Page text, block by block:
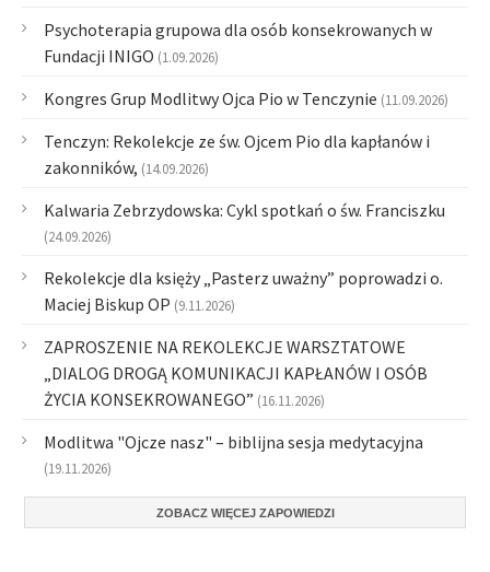
Psychoterapia grupowa dla osób konsekrowanych w
Fundacji INIGO (1.09.2026)
Kongres Grup Modlitwy Ojca Pio w Tenczynie (11.09.2026)
Tenczyn: Rekolekcje ze św. Ojcem Pio dla kapłanów i
zakonników, (14.09.2026)
Kalwaria Zebrzydowska: Cykl spotkań o św. Franciszku
(24.09.2026)
Rekolekcje dla księży „Pasterz uważny” poprowadzi o.
Maciej Biskup OP (9.11.2026)
ZAPROSZENIE NA REKOLEKCJE WARSZTATOWE
„DIALOG DROGĄ KOMUNIKACJI KAPŁANÓW I OSÓB
ŻYCIA KONSEKROWANEGO” (16.11.2026)
Modlitwa "Ojcze nasz" – biblijna sesja medytacyjna
(19.11.2026)
ZOBACZ WIĘCEJ ZAPOWIEDZI